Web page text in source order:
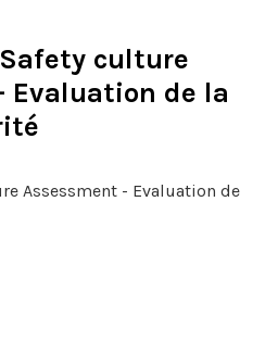
culture
Evaluation de la
Assessment - Evaluation de